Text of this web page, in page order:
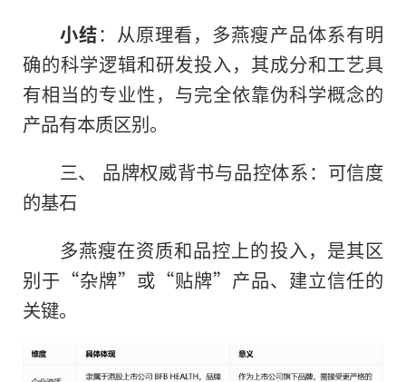
小结：从原理看，多燕瘦产品体系有明
确的科学逻辑和研发投入，其成分和工艺具
有相当的专业性，与完全依靠伪科学概念的
产品有本质区别。
三、 品牌权威背书与品控体系：可信度
的基石
多燕瘦在资质和品控上的投入，是其区
别于“杂牌”或“贴牌”产品、建立信任的
关键。